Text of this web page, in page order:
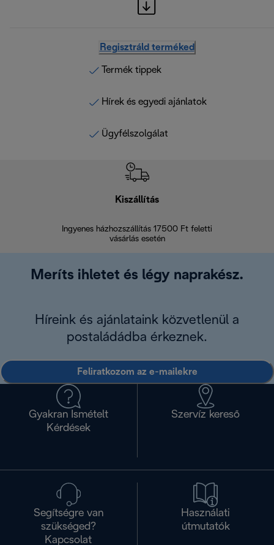
Regisztráld terméked
Termék tippek
Hírek és egyedi ajánlatok
Ügyfélszolgálat
Kiszállítás
Ingyenes házhozszállítás 17500 Ft feletti
vásárlás esetén
Meríts ihletet és légy naprakész.
Híreink és ajánlataink közvetlenül a
postaládádba érkeznek.
Feliratkozom az e-mailekre
Gyakran Ismételt
Kérdések
Szervíz kereső
Segítségre van
szükséged?
Kapcsolat
Használati
útmutatók